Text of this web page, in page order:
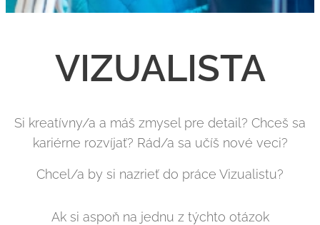
VIZUALISTA
Si kreatívny/a a máš zmysel pre detail? Chceš sa
kariérne rozvíjať? Rád/a sa učíš nové veci?
Chcel/a by si nazrieť do práce Vizualistu?
Ak si aspoň na jednu z týchto otázok